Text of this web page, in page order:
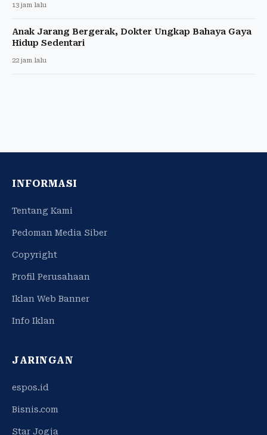
13 jam lalu
Anak Jarang Bergerak, Dokter Ungkap Bahaya Gaya
Hidup Sedentari
22 jam lalu
INFORMASI
Tentang Kami
Pedoman Media Siber
Copyright
Profil Perusahaan
Iklan Web Banner
Info Iklan
JARINGAN
espos.id
Bisnis.com
Star Jogja